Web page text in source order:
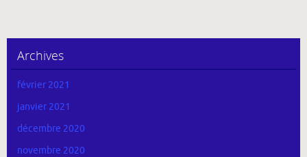
Archives
février 2021
janvier 2021
décembre 2020
novembre 2020